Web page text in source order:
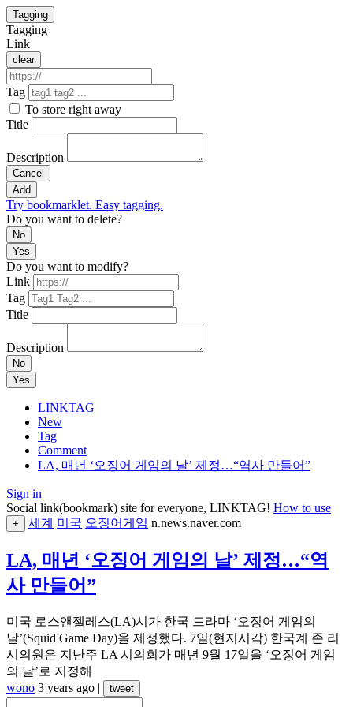
Tagging
Tagging
Link
clear
Tag
To store right away
Title
Description
Cancel
Add
Try bookmarklet. Easy tagging.
Do you want to delete?
No
Yes
Do you want to modify?
Link
Tag
Title
Description
No
Yes
LINKTAG
New
Tag
Comment
LA, 매년 ‘오징어 게임의 날’ 제정…“역사 만들어”
Sign in
Social link(bookmark) site for everyone, LINKTAG! How to use
+ 세계 미국 오징어게임 n.news.naver.com
LA, 매년 ‘오징어 게임의 날’ 제정…“역
사 만들어”
미국 로스앤젤레스(LA)시가 한국 드라마 ‘오징어 게임의
날’(Squid Game Day)을 제정했다. 7일(현지시각) 한국계 존 리
시의원은 지난주 LA 시의회가 매년 9월 17일을 ‘오징어 게임
의 날’로 지정해
wono 3 years ago | tweet